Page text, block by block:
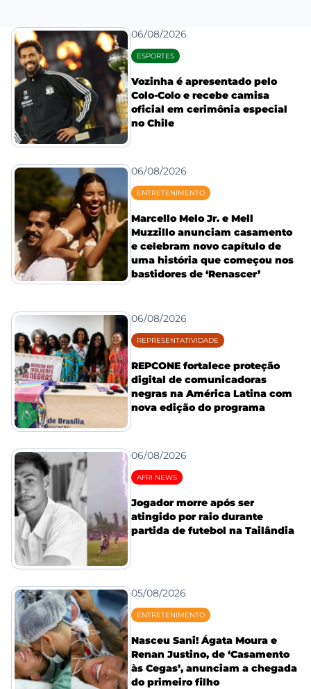
06/08/2026
ESPORTES
Vozinha é apresentado pelo
Colo-Colo e recebe camisa
oficial em cerimônia especial
no Chile
06/08/2026
ENTRETENIMENTO
Marcello Melo Jr. e Mell
Muzzillo anunciam casamento
e celebram novo capítulo de
uma história que começou nos
bastidores de ‘Renascer’
06/08/2026
REPRESENTATIVIDADE
REPCONE fortalece proteção
digital de comunicadoras
negras na América Latina com
nova edição do programa
06/08/2026
AFRI NEWS
Jogador morre após ser
atingido por raio durante
partida de futebol na Tailândia
05/08/2026
ENTRETENIMENTO
Nasceu Sani! Ágata Moura e
Renan Justino, de ‘Casamento
às Cegas’, anunciam a chegada
do primeiro filho